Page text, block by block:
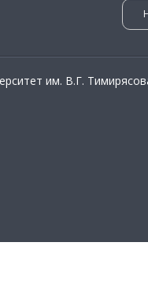
им. В.Г.